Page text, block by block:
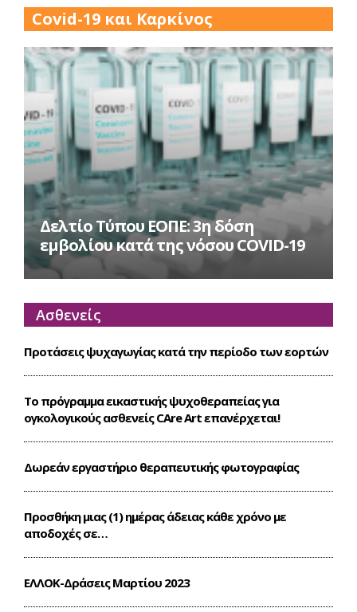
Covid-19 και Καρκίνος
Δελτίο Τύπου ΕΟΠΕ: 3η δόση
εμβολίου κατά της νόσου COVID-19
Ασθενείς
Προτάσεις ψυχαγωγίας κατά την περίοδο των εορτών
Το πρόγραμμα εικαστικής ψυχοθεραπείας για
ογκολογικούς ασθενείς CΑre Art επανέρχεται!
Δωρεάν εργαστήριο θεραπευτικής φωτογραφίας
Προσθήκη μιας (1) ημέρας άδειας κάθε χρόνο με
αποδοχές σε…
ΕΛΛΟΚ-Δράσεις Mαρτίου 2023